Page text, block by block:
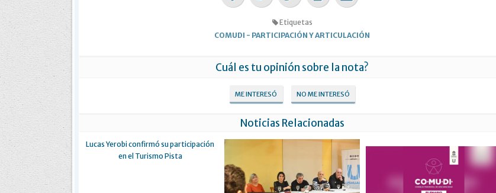
Etiquetas
COMUDI - PARTICIPACIÓN Y ARTICULACIÓN
Cuál es tu opinión sobre la nota?
ME INTERESÓ NO ME INTERESÓ
Noticias Relacionadas
Lucas Yerobi confirmó su participación
en el Turismo Pista